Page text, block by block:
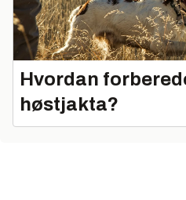
Hvordan
høstjakta?